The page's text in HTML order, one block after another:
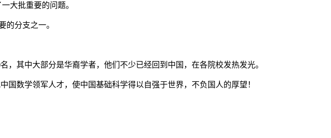
大批重要的问题。
分支之一。
其中大部分是华裔学者，他们不少已经回到中国，在各院校发热发光。
数学领军人才，使中国基础科学得以自强于世界，不负国人的厚望！